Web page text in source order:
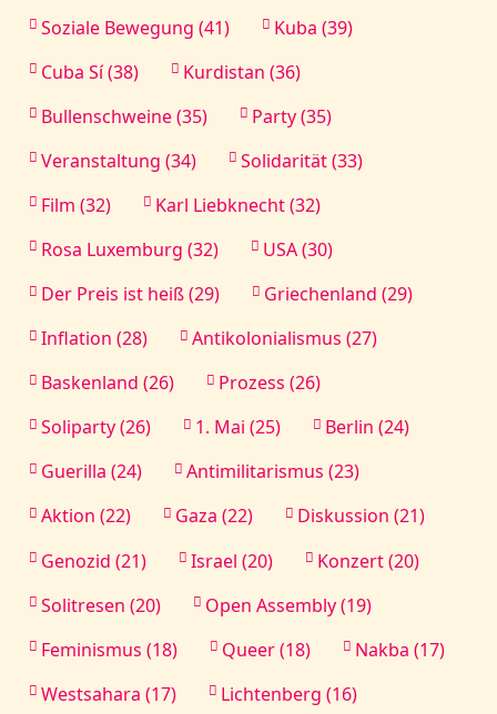
Soziale Bewegung (41)
Kuba (39)
Cuba Sí (38)
Kurdistan (36)
Bullenschweine (35)
Party (35)
Veranstaltung (34)
Solidarität (33)
Film (32)
Karl Liebknecht (32)
Rosa Luxemburg (32)
USA (30)
Der Preis ist heiß (29)
Griechenland (29)
Inflation (28)
Antikolonialismus (27)
Baskenland (26)
Prozess (26)
Soliparty (26)
1. Mai (25)
Berlin (24)
Guerilla (24)
Antimilitarismus (23)
Aktion (22)
Gaza (22)
Diskussion (21)
Genozid (21)
Israel (20)
Konzert (20)
Solitresen (20)
Open Assembly (19)
Feminismus (18)
Queer (18)
Nakba (17)
Westsahara (17)
Lichtenberg (16)